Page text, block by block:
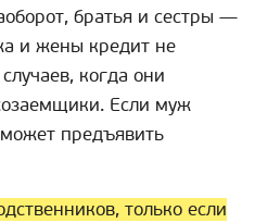
братья и сестры —
и жены кредит не
когда они
Если муж
предъявить
только если